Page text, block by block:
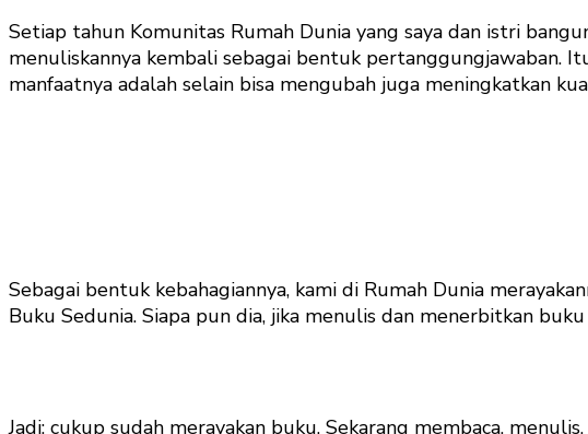
Rumah
Dunia
dari
Setiap tahun Komunitas Rumah Dunia yang saya dan istri
menuliskannya kembali sebagai bentuk pertanggungjawaban.
manfaatnya adalah selain bisa mengubah juga meningkatkan
Sebagai bentuk kebahagiannya, kami di Rumah Dunia
Buku Sedunia. Siapa pun dia, jika menulis dan menerbitkan
Jadi: cukup sudah merayakan buku. Sekarang membaca,